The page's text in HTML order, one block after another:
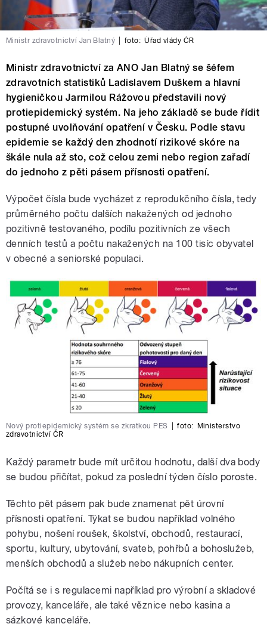
Ministr zdravotnictví Jan Blatný foto: Úřad vlády ČR
Ministr zdravotnictví za ANO Jan Blatný se šéfem
zdravotních statistiků Ladislavem Duškem a hlavní
hygieničkou Jarmilou Rážovou představili nový
protiepidemický systém. Na jeho základě se bude řídit
postupné uvolňování opatření v Česku. Podle stavu
epidemie se každý den zhodnotí rizikové skóre na
škále nula až sto, což celou zemi nebo region zařadí
do jednoho z pěti pásem přísnosti opatření.
Výpočet čísla bude vycházet z reprodukčního čísla, tedy
průměrného počtu dalších nakažených od jednoho
pozitivně testovaného, podílu pozitivních ze všech
denních testů a počtu nakažených na 100 tisíc obyvatel
v obecné a seniorské populaci.
Nový protiepidemický systém se zkratkou PES foto:
Ministerstvo
zdravotnictví ČR
Každý parametr bude mít určitou hodnotu, další dva body
se budou přičítat, pokud za poslední týden číslo poroste.
Těchto pět pásem pak bude znamenat pět úrovní
přísnosti opatření. Týkat se budou například volného
pohybu, nošení roušek, školství, obchodů, restaurací,
sportu, kultury, ubytování, svateb, pohřbů a bohoslužeb,
menších obchodů a služeb nebo nákupních center.
Počítá se i s regulacemi například pro výrobní a skladové
provozy, kanceláře, ale také věznice nebo kasina a
sázkové kanceláře.